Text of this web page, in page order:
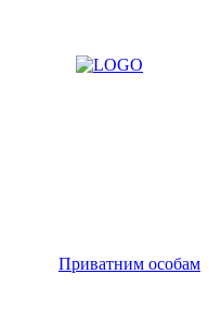
Приватним особам